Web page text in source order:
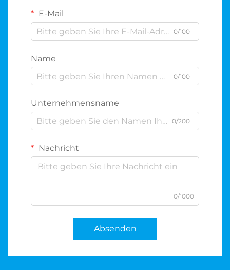
E-Mail
0/100
Name
0/100
Unternehmensname
0/200
Nachricht
0/1000
Absenden